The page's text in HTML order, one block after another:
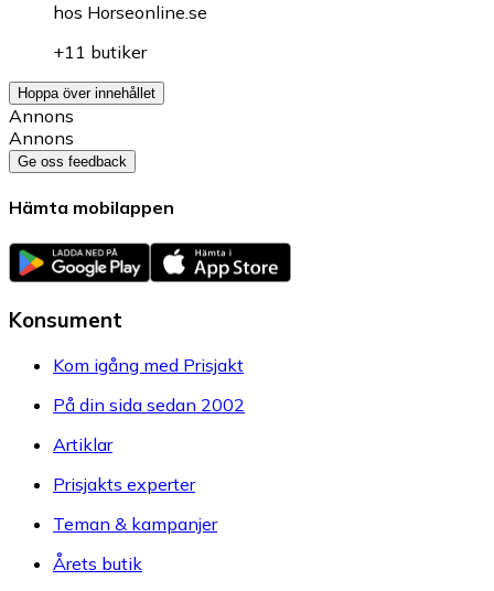
hos Horseonline.se
+11 butiker
Hoppa över innehållet
Annons
Annons
Ge oss feedback
Hämta mobilappen
Konsument
Kom igång med Prisjakt
På din sida sedan 2002
Artiklar
Prisjakts experter
Teman & kampanjer
Årets butik